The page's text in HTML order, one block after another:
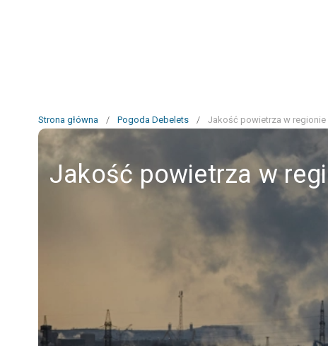
Strona główna / Pogoda Debelets / Jakość powietrza w regionie
Jakość powietrza w